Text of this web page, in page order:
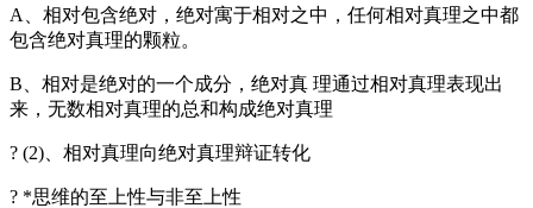
A、相对包含绝对，绝对寓于相对之中，任何相对真理之中都
包含绝对真理的颗粒。
B、相对是绝对的一个成分，绝对真 理通过相对真理表现出
来，无数相对真理的总和构成绝对真理
? (2)、相对真理向绝对真理辩证转化
? *思维的至上性与非至上性